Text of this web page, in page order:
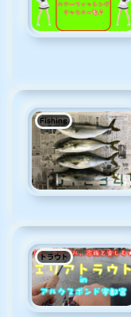
Fishing
トラウト